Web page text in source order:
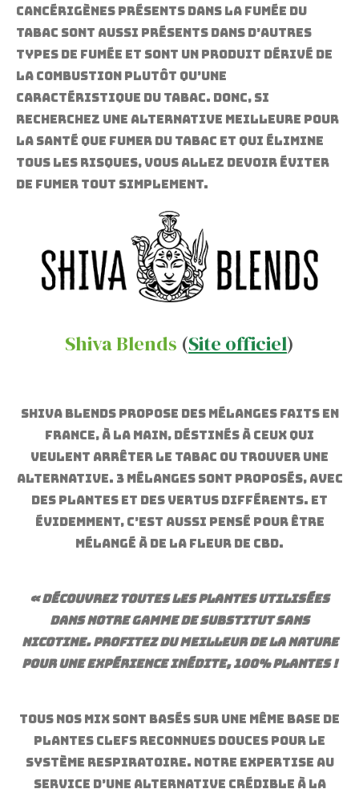
cancérigènes présents dans la fumée du
tabac sont aussi présents dans d’autres
types de fumée et sont un produit dérivé de
la combustion plutôt qu’une
caractéristique du tabac. Donc, si
recherchez une alternative meilleure pour
la santé que fumer du tabac et qui élimine
tous les risques, vous allez devoir éviter
de fumer tout simplement.
Shiva Blends (Site officiel)
Shiva Blends propose des mélanges faits en
France, à la main, déstinés à ceux qui
veulent arrêter le tabac ou trouver une
alternative. 3 mélanges sont proposés, avec
des plantes et des vertus différents. Et
évidemment, c’est aussi pensé pour être
mélangé à de la fleur de cbd.
« Découvrez toutes les plantes utilisées
dans notre gamme de substitut sans
nicotine. Profitez du meilleur de la Nature
pour une expérience inédite, 100% plantes !
Tous nos mix sont basés sur une même base de
plantes clefs reconnues douces pour le
système respiratoire. Notre expertise au
service d’une alternative crédible à la